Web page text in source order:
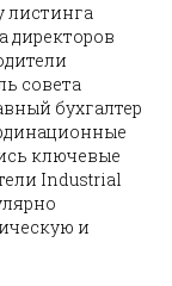
листинга
директоров
совета
бухгалтер
ключевые
Industrial
и